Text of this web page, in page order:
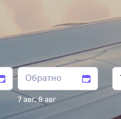
7 авг,8 авг